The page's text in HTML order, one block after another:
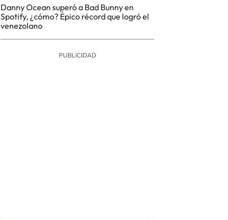
Danny Ocean superó a Bad Bunny en
Spotify, ¿cómo? Épico récord que logró el
venezolano